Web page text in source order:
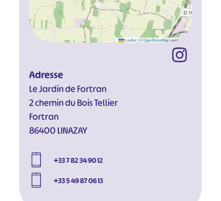
Leaflet |©OpenStreetMapcontributors
Adresse
Le Jardin de Fortran
2 chemin du Bois Tellier
Fortran
86400 LINAZAY
+33 7 82 34 90 12
+33 5 49 87 06 13